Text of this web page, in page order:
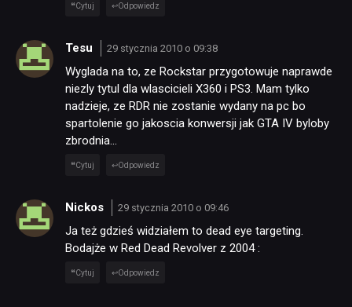
Cytuj Odpowiedz
Tesu 29 stycznia 2010 o 09:38
Wyglada na to, ze Rockstar przygotowuje naprawde
niezly tytul dla wlascicieli X360 i PS3. Mam tylko
nadzieje, ze RDR nie zostanie wydany na pc bo
spartolenie go jakoscia konwersji jak GTA IV byloby
zbrodnia…
Cytuj Odpowiedz
Nickos 29 stycznia 2010 o 09:46
Ja też gdzieś widziałem to dead eye targeting.
Bodajże w Red Dead Revolver z 2004 :
Cytuj Odpowiedz